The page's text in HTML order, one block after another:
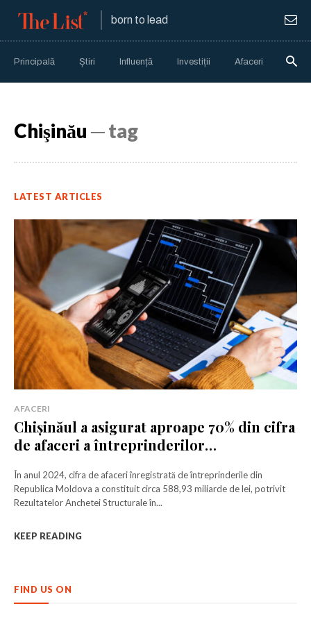
born to lead
Principală Știri Influență Investiții Afaceri
Chişinău ─ tag
LATEST ARTICLES
AFACERI
Chișinăul a asigurat aproape 70% din cifra
de afaceri a întreprinderilor
În anul 2024, cifra de afaceri înregistrată de întreprinderile din
Republica Moldova a constituit circa 588,93 miliarde de lei, potrivit
Rezultatelor Anchetei Structurale în...
KEEP READING
FIND US ON